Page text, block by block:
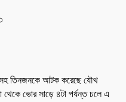
তিনজনকে আটক করেছে যৌথ
থেকে ভোর সাড়ে ৪টা পর্যন্ত চলে এ